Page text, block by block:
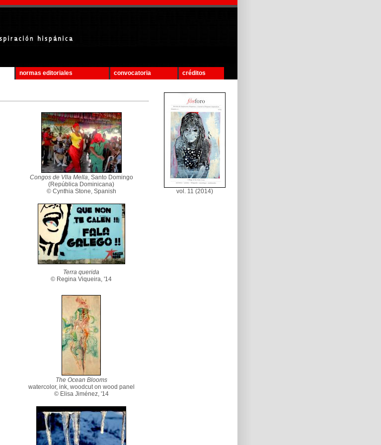
normas editoriales convocatoria créditos
Congos de Vlla Mella, Santo Domingo
(República Dominicana)
© Cynthia Stone, Spanish
Terra querida
© Regina Viqueira, '14
The Ocean Blooms
watercolor, ink, woodcut on wood panel
© Elisa Jiménez, '14
vol. 11 (2014)